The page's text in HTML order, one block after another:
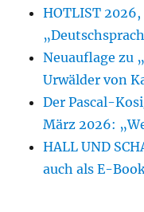
HOTLIST
Neuauflage zu
Urwälder von
Der Pascal-
März 2026:
HALL UND
auch als E-